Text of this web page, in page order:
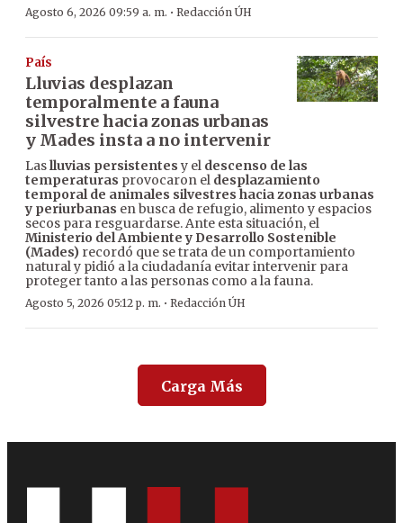
Agosto 6, 2026 09:59 a. m. · Redacción ÚH
País
Lluvias desplazan
temporalmente a fauna
silvestre hacia zonas urbanas
y Mades insta a no intervenir
Laslluvias persistentes y el descenso de las
temperaturas provocaron el desplazamiento
temporal de animales silvestres hacia zonas urbanas
y periurbanas en busca de refugio, alimento y espacios
secos para resguardarse. Ante esta situación, el
Ministerio del Ambiente y Desarrollo Sostenible
(Mades) recordó que se trata de un comportamiento
natural y pidió a la ciudadanía evitar intervenir para
proteger tanto a las personas como a la fauna.
Agosto 5, 2026 05:12 p. m. · Redacción ÚH
Carga Más